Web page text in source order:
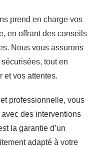
prend en charge vos
en offrant des conseils
Nous vous assurons
tout en
et vos attentes.
professionnelle, vous
des interventions
la garantie d’un
adapté à votre